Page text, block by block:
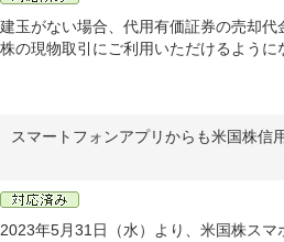
建玉がない場合、代用有価証券の売却
株の現物取引にご利用いただけるように
スマートフォンアプリからも米国株信
2023年5月31日（水）より、米国株ス